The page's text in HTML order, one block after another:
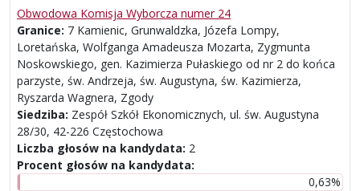
Obwodowa Komisja Wyborcza numer 24
Granice: 7 Kamienic, Grunwaldzka, Józefa Lompy,
Loretańska, Wolfganga Amadeusza Mozarta, Zygmunta
Noskowskiego, gen. Kazimierza Pułaskiego od nr 2 do końca
parzyste, św. Andrzeja, św. Augustyna, św. Kazimierza,
Ryszarda Wagnera, Zgody
Siedziba: Zespół Szkół Ekonomicznych, ul. św. Augustyna
28/30, 42-226 Częstochowa
Liczba głosów na kandydata: 2
Procent głosów na kandydata:
0,63%